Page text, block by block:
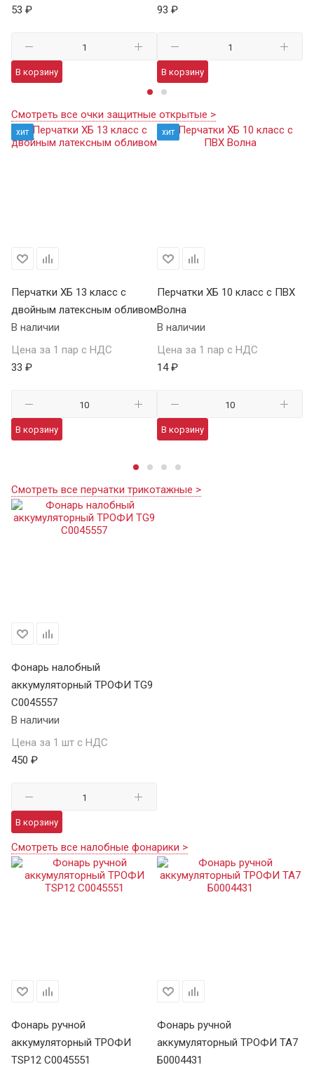
53 ₽
В корзину
93 ₽
В корзину
Смотреть все очки защитные открытые >
хит
Перчатки ХБ 13 класс с
двойным латексным обливом
В наличии
Цена за 1 пар с НДС
33 ₽
В корзину
хит
Перчатки ХБ 10 класс с ПВХ
Волна
В наличии
Цена за 1 пар с НДС
14 ₽
В корзину
Смотреть все перчатки трикотажные >
Фонарь налобный
аккумуляторный ТРОФИ TG9
C0045557
В наличии
Цена за 1 шт с НДС
450 ₽
В корзину
Смотреть все налобные фонарики >
Фонарь ручной
аккумуляторный ТРОФИ
TSP12 C0045551
Фонарь ручной
аккумуляторный ТРОФИ TA7
Б0004431